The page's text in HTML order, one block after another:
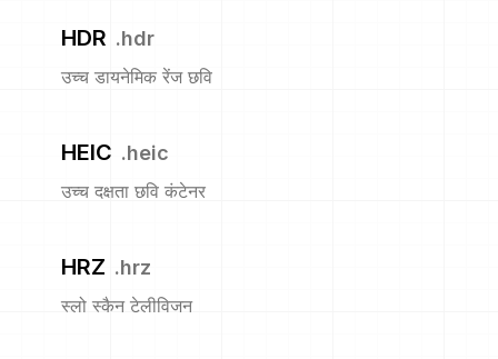
HDR .hdr
उच्च डायनेमिक रेंज छवि
HEIC .heic
उच्च दक्षता छवि कंटेनर
HRZ .hrz
स्लो स्कैन टेलीविजन